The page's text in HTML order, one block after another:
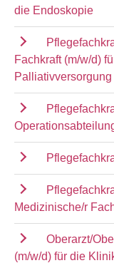
die Endoskopie
Fachkraft (m/w/d)
Medizinische/r
Oberarzt/
(m/w/d) für die